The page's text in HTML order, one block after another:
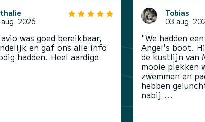
2026
was goed bereikbaar,
en gaf ons alle info
hadden. Heel aardige
Tobias
03 aug.
"We hadden
Angel's boot.
de kustlijn van
mooie plekken
zwemmen en
hebben
nabij ...